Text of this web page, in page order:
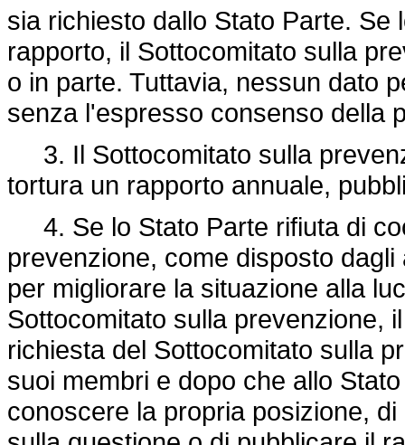
sia richiesto dallo Stato Parte.
rapporto, il Sottocomitato sulla
o in parte. Tuttavia, nessun dato
senza l'espresso consenso della
3. Il Sottocomitato sulla
tortura un rapporto annuale,
4. Se lo Stato Parte rifiuta di
prevenzione, come disposto
per migliorare la situazione alla
Sottocomitato sulla prevenzione,
richiesta del Sottocomitato sulla
suoi membri e dopo che allo
conoscere la propria posizione,